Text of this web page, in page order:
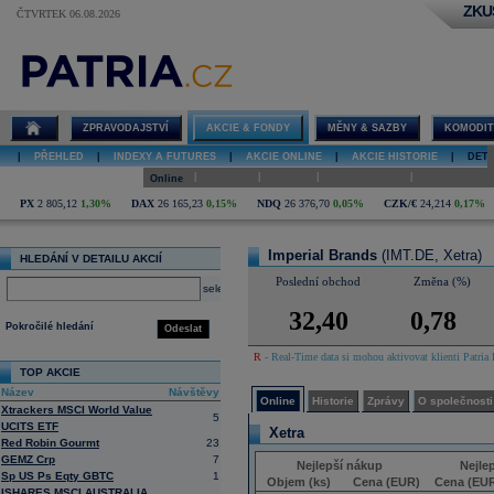
ČTVRTEK 06.08.2026
Imperial
Brands online
ZPRAVODAJSTVÍ AKCIE & FONDY MĚNY & SAZBY
PŘEHLED INDEXY A FUTURES AKCIE ONLINE AKCIE HISTORIE
Online
PX 2 805,12 1,30% DAX 26 165,23 0,15% NDQ 26 376,70 0,05% CZK/€ 24,214 0,17%
HLEDÁNÍ V DETAILU AKCIÍ
select
Odeslat
Pokročilé hledání
TOP AKCIE
Název
Návštěvy
Xtrackers MSCI World Value
UCITS ETF
5
Red Robin Gourmt
23
GEMZ Crp
7
Sp US Ps Eqty GBTC
1
Imperial Brands (IMT.DE, Xetra)
Poslední obchod Změna (%)
32,40 0,78
R - Real-Time data si mohou aktivovat klienti
Online Historie Zprávy O společnosti
Xetra
Nejlepší nákup
Objem (ks)
Cena (EUR)
Cena